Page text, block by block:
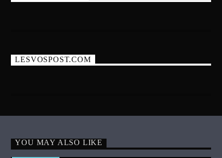
LESVOSPOST.COM
YOU MAY ALSO LIKE